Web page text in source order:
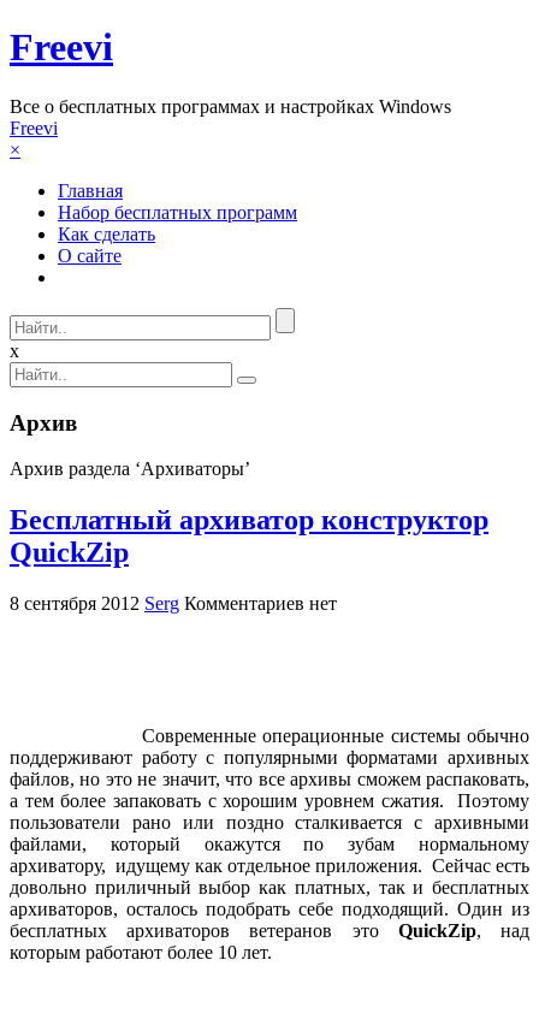
Freevi
Вcе о бесплатных программах и настройках Windows
Freevi
×
Главная
Набор бесплатных программ
Как сделать
О сайте
x
Архив
Архив раздела ‘Архиваторы’
Бесплатный архиватор конструктор
QuickZip
8 сентября 2012 Serg Комментариев нет
Современные операционные системы обычно
поддерживают работу с популярными форматами архивных
файлов, но это не значит, что все архивы сможем распаковать,
а тем более запаковать с хорошим уровнем сжатия. Поэтому
пользователи рано или поздно сталкивается с архивными
файлами, который окажутся по зубам нормальному
архиватору, идущему как отдельное приложения. Сейчас есть
довольно приличный выбор как платных, так и бесплатных
архиваторов, осталось подобрать себе подходящий. Один из
бесплатных архиваторов ветеранов это QuickZip, над
которым работают более 10 лет.